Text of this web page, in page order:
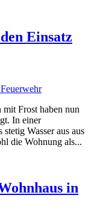
Einsatz
mit Frost haben nun
In einer
Wasser aus aus
die Wohnung als...
in